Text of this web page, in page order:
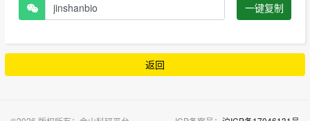
一键复制
返回